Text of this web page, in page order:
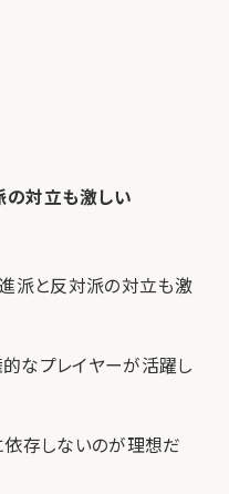
の対立も激しい
派と反対派の対立も激
なプレイヤーが活躍し
依存しないのが理想だ